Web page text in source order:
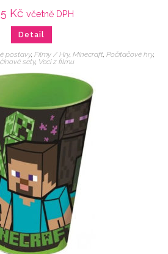
Kč včetně DPH
Detail
postavy, Filmy / Hry, Minecraft Počítačové hry,
sety, Veci z filmu